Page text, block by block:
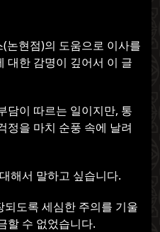
논현점)의 도움으로 이사를
대한 감명이 깊어서 이 글
담이 따르는 일이지만, 통
정을 마치 순풍 속에 날려
해서 말하고 싶습니다.
도록 세심한 주의를 기울
할 수 없었습니다.